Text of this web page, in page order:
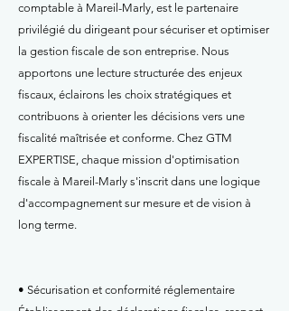
comptable à Mareil-Marly, est le partenaire
privilégié du dirigeant pour sécuriser et optimiser
la gestion fiscale de son entreprise. Nous
apportons une lecture structurée des enjeux
fiscaux, éclairons les choix stratégiques et
contribuons à orienter les décisions vers une
fiscalité maîtrisée et conforme. Chez GTM
EXPERTISE, chaque mission d'optimisation
fiscale à Mareil-Marly s'inscrit dans une logique
d'accompagnement sur mesure et de vision à
long terme.
• Sécurisation et conformité réglementaire